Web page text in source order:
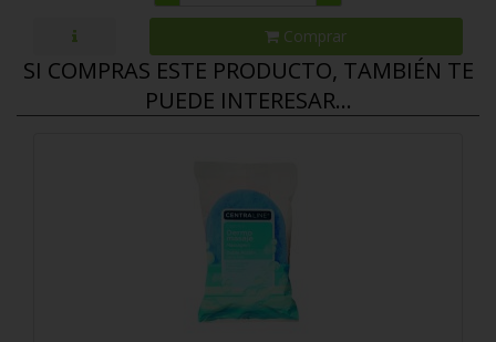
Comprar
SI COMPRAS ESTE PRODUCTO, TAMBIÉN TE
PUEDE INTERESAR...